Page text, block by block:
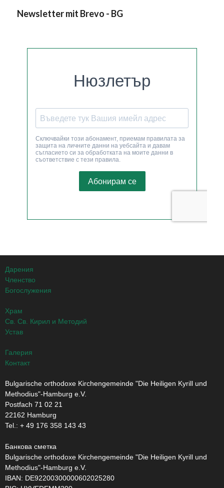
Newsletter mit Brevo - BG
Дарения
Членство
Богослужения
Храм
Св. Св. Кирил и Методий
Устав
Галерия
Контакт
Bulgarische orthodoxe Kirchengemeinde "Die Heiligen Kyrill und
Methodius"-Hamburg e.V.
Postfach 71 02 21
22162 Hamburg
Tel.: + ‭49 176 358 143 43‬
Банкова сметка
Bulgarische orthodoxe Kirchengemeinde "Die Heiligen Kyrill und
Methodius"-Hamburg e.V.
IBAN: DE92200300000602025280